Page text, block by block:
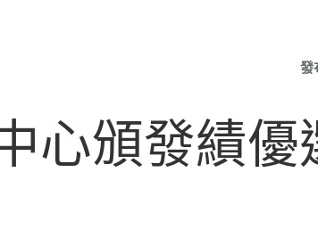
發
心頒發績優